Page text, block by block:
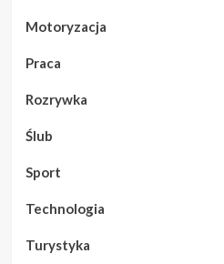
Motoryzacja
Praca
Rozrywka
Ślub
Sport
Technologia
Turystyka